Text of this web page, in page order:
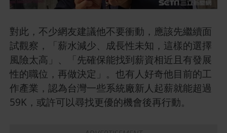
對此，不少網友建議他不要衝動，應該先繼續面
試觀察，「薪水減少、成長性未知，這樣的選擇
風險太高」、「先確保能找到薪資相近且有發展
性的職位，再做決定」。也有人好奇他目前的工
作產業，認為台灣一些系統廠新人起薪就能超過
59K，或許可以尋找更優的機會後再行動。